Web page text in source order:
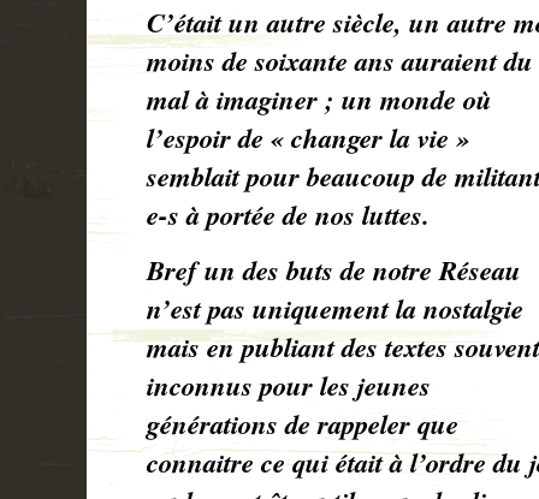
C’était un autre siècle, un
moins de soixante ans auraient du
mal à imaginer ; un monde où
l’espoir de « changer la vie »
semblait pour beaucoup de
e-s à portée de nos luttes.
Bref un des buts de notre Réseau
n’est pas uniquement la nostalgie
mais en publiant des textes souvent
inconnus pour les jeunes
générations de rappeler que
connaitre ce qui était à l’ordre du